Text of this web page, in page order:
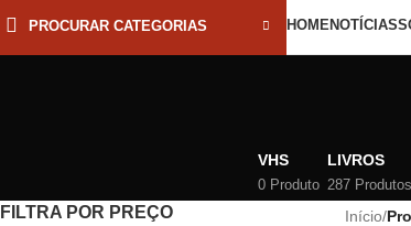
PROCURAR CATEGORIAS HOMENOTÍCIAS
VHS
0 Produto
LIVROS
287 Produtos
FILTRA POR PREÇO Início/